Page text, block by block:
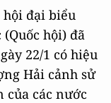
đại biểu
hội) đã
22/1 có hiệu
Hải cảnh sử
của các nước